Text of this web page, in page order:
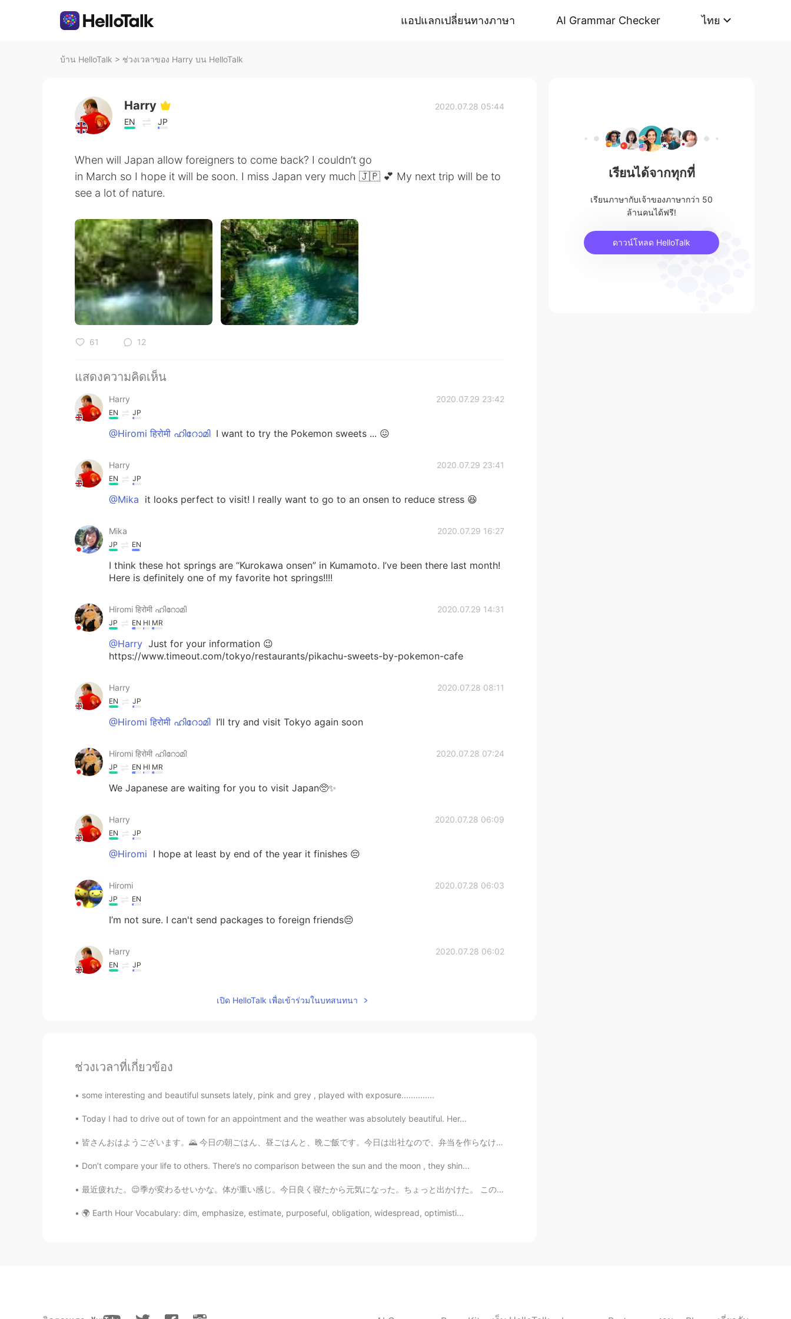
แอปแลกเปลี่ยนทางภาษา AI Grammar Checker ไทย
บ้าน HelloTalk > ช่วงเวลาของ Harry บน HelloTalk
Harry
EN JP
2020.07.28 05:44
When will Japan allow foreigners to come back? I couldn’t go
in March so I hope it will be soon. I miss Japan very much 🇯🇵 💕 My next trip will be to
see a lot of nature.
61 12
แสดงความคิดเห็น
Harry 2020.07.29 23:42
EN JP
@Hiromi हिरोमी ഹിറോമി I want to try the Pokemon sweets ... 😖
Harry 2020.07.29 23:41
EN JP
@Mika it looks perfect to visit! I really want to go to an onsen to reduce stress 😆
Mika 2020.07.29 16:27
JP EN
I think these hot springs are “Kurokawa onsen” in Kumamoto. I’ve been there last month!
Here is definitely one of my favorite hot springs!!!!
Hiromi हिरोमी ഹിറോമി 2020.07.29 14:31
JP EN HI MR
@Harry Just for your information 😉
https://www.timeout.com/tokyo/restaurants/pikachu-sweets-by-pokemon-cafe
Harry 2020.07.28 08:11
EN JP
@Hiromi हिरोमी ഹിറോമി I’ll try and visit Tokyo again soon
Hiromi हिरोमी ഹിറോമി 2020.07.28 07:24
JP EN HI MR
We Japanese are waiting for you to visit Japan🥺✨
Harry 2020.07.28 06:09
EN JP
@Hiromi I hope at least by end of the year it finishes 😔
Hiromi 2020.07.28 06:03
JP EN
I’m not sure. I can't send packages to foreign friends😔
Harry 2020.07.28 06:02
EN JP
@Meika I’ve never been there. Does it have famous things to see?
momo
hopefully the situation with virus will better soon and you can come to Japan 🇯🇵:)
Meika 2020.07.28 05:46
JP EN
You should come to Nagasaki💨 there are lots of onsen😋
เปิด HelloTalk เพื่อเข้าร่วมในบทสนทนา
ช่วงเวลาที่เกี่ยวข้อง
some interesting and beautiful sunsets lately, pink and grey , played with exposure..............
Today I had to drive out of town for an appointment and the weather was absolutely beautiful. Her...
皆さんおはようございます。🌄 今日の朝ごはん、昼ごはんと、晩ご飯です。今日は出社なので、弁当を作らなければならないです。😁 朝ごはんはオーツ麦と豆乳ですが、これは豆乳コーヒーなので、美味しい...
Don’t compare your life to others. There’s no comparison between the sun and the moon , they shin...
最近疲れた。😌季が変わるせいかな。体が重い感じ。今日良く寝たから元気になった。ちょっと出かけた。 この子たちが可愛いでしょ。これポニーと言う？子供の頃ポニーの乗りがやった事がある？カナダには大...
🌍 Earth Hour Vocabulary: dim, emphasize, estimate, purposeful, obligation, widespread, optimisti...
เรียนได้จากทุกที่
เรียนภาษากับเจ้าของภาษากว่า 50
ล้านคนได้ฟรี!
ดาวน์โหลด HelloTalk